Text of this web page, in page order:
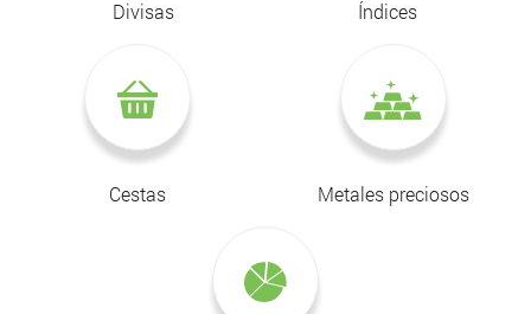
Divisas Índices
Cestas Metales preciosos